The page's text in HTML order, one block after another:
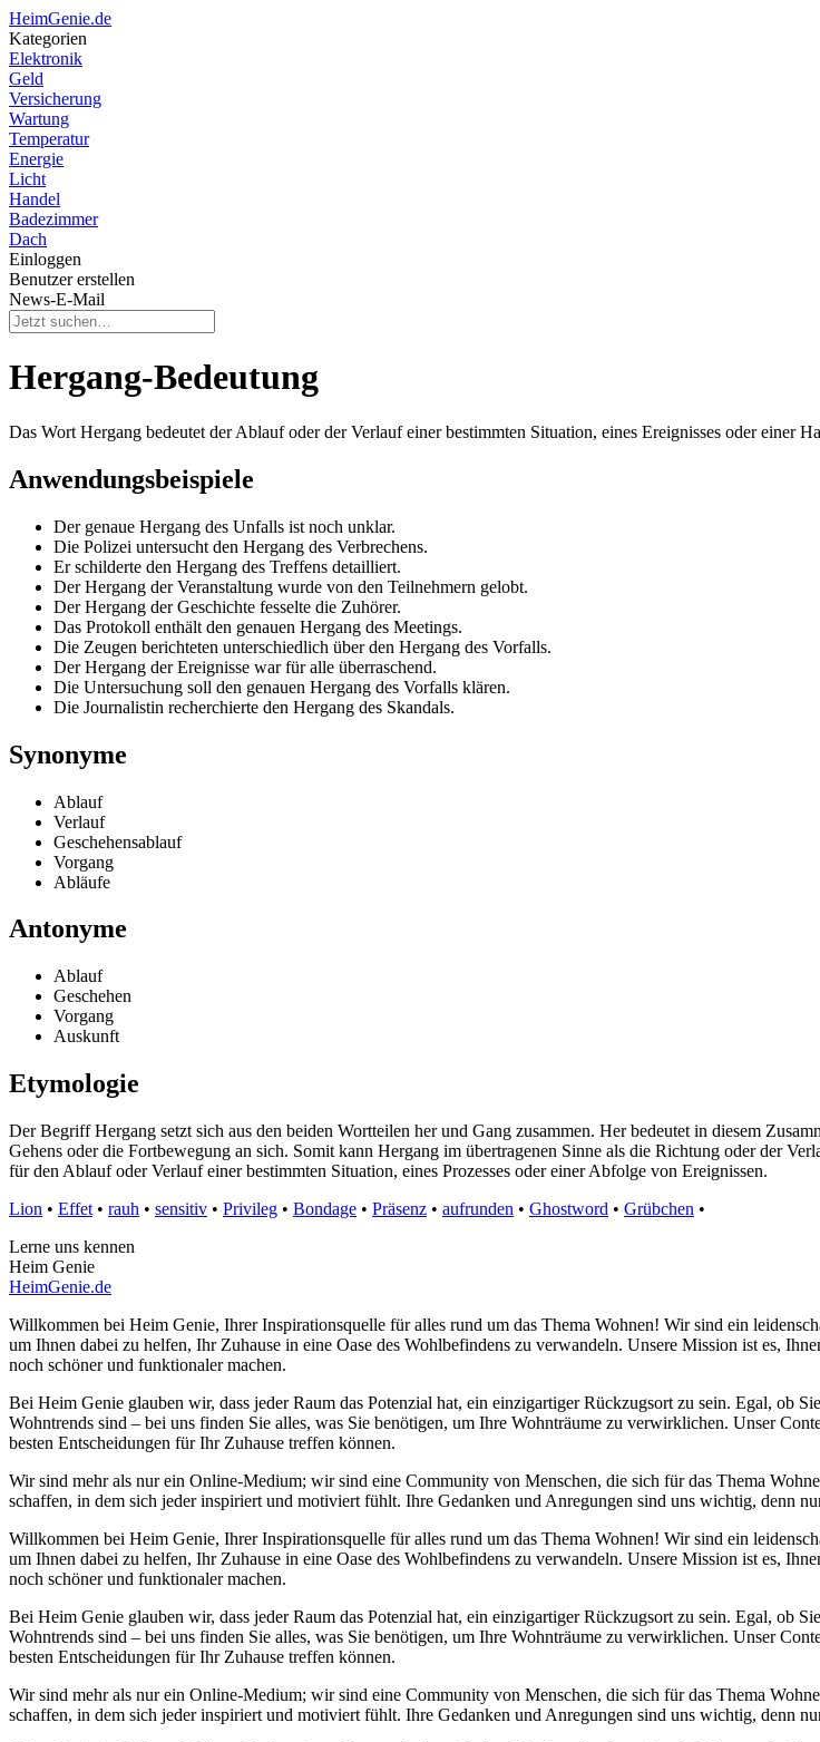
HeimGenie.de
Kategorien
Elektronik
Geld
Versicherung
Wartung
Temperatur
Energie
Licht
Handel
Badezimmer
Dach
Einloggen
Benutzer erstellen
News-E-Mail
Hergang-Bedeutung
Das Wort Hergang bedeutet der Ablauf oder der Verlauf einer bestimmten Situation, eines Ereignisses oder einer
Anwendungsbeispiele
Der genaue Hergang des Unfalls ist noch unklar.
Die Polizei untersucht den Hergang des Verbrechens.
Er schilderte den Hergang des Treffens detailliert.
Der Hergang der Veranstaltung wurde von den Teilnehmern gelobt.
Der Hergang der Geschichte fesselte die Zuhörer.
Das Protokoll enthält den genauen Hergang des Meetings.
Die Zeugen berichteten unterschiedlich über den Hergang des Vorfalls.
Der Hergang der Ereignisse war für alle überraschend.
Die Untersuchung soll den genauen Hergang des Vorfalls klären.
Die Journalistin recherchierte den Hergang des Skandals.
Synonyme
Ablauf
Verlauf
Geschehensablauf
Vorgang
Abläufe
Antonyme
Ablauf
Geschehen
Vorgang
Auskunft
Etymologie
Der Begriff Hergang setzt sich aus den beiden Wortteilen her und Gang zusammen. Her bedeutet in diesem
Gehens oder die Fortbewegung an sich. Somit kann Hergang im übertragenen Sinne als die Richtung oder der
für den Ablauf oder Verlauf einer bestimmten Situation, eines Prozesses oder einer Abfolge von Ereignissen.
Lion • Effet • rauh • sensitiv • Privileg • Bondage • Präsenz • aufrunden • Ghostword • Grübchen •
Lerne uns kennen
Heim Genie
HeimGenie.de
Willkommen bei Heim Genie, Ihrer Inspirationsquelle für alles rund um das Thema Wohnen! Wir sind ein
um Ihnen dabei zu helfen, Ihr Zuhause in eine Oase des Wohlbefindens zu verwandeln. Unsere Mission ist es,
noch schöner und funktionaler machen.
Bei Heim Genie glauben wir, dass jeder Raum das Potenzial hat, ein einzigartiger Rückzugsort zu sein. Egal, ob
Wohntrends sind – bei uns finden Sie alles, was Sie benötigen, um Ihre Wohnträume zu verwirklichen. Unser
besten Entscheidungen für Ihr Zuhause treffen können.
Wir sind mehr als nur ein Online-Medium; wir sind eine Community von Menschen, die sich für das Thema
schaffen, in dem sich jeder inspiriert und motiviert fühlt. Ihre Gedanken und Anregungen sind uns wichtig, denn
Willkommen bei Heim Genie, Ihrer Inspirationsquelle für alles rund um das Thema Wohnen! Wir sind ein
um Ihnen dabei zu helfen, Ihr Zuhause in eine Oase des Wohlbefindens zu verwandeln. Unsere Mission ist es,
noch schöner und funktionaler machen.
Bei Heim Genie glauben wir, dass jeder Raum das Potenzial hat, ein einzigartiger Rückzugsort zu sein. Egal, ob
Wohntrends sind – bei uns finden Sie alles, was Sie benötigen, um Ihre Wohnträume zu verwirklichen. Unser
besten Entscheidungen für Ihr Zuhause treffen können.
Wir sind mehr als nur ein Online-Medium; wir sind eine Community von Menschen, die sich für das Thema
schaffen, in dem sich jeder inspiriert und motiviert fühlt. Ihre Gedanken und Anregungen sind uns wichtig, denn